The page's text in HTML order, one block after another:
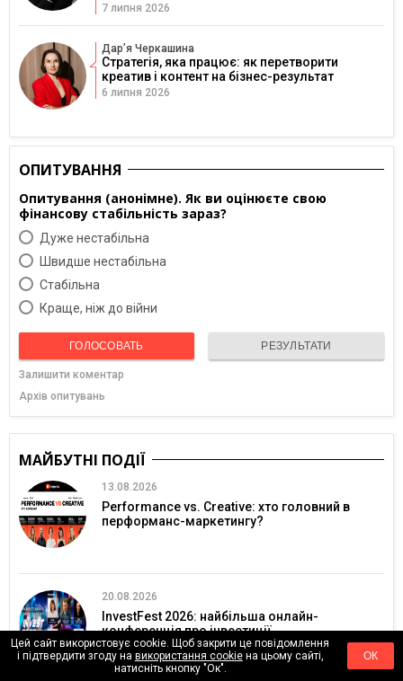
7 липня 2026
Дарʼя Черкашина
Стратегія, яка працює: як перетворити
креатив і контент на бізнес-результат
6 липня 2026
ОПИТУВАННЯ
Опитування (анонімне). Як ви оцінюєте свою
фінансову стабільність зараз?
Дуже нестабільна
Швидше нестабільна
Cтабільна
Краще, ніж до війни
ГОЛОСОВАТЬ РЕЗУЛЬТАТИ
Залишити коментар
Архів опитувань
МАЙБУТНІ ПОДІЇ
13.08.2026
Performance vs. Creative: хто головний в
перформанс-маркетингу?
20.08.2026
InvestFest 2026: найбільша онлайн-
конференція про інвестиції
Цей сайт використовує cookie. Щоб закрити це повідомлення
і підтвердити згоду на використання cookieна цьому сайті,
натисніть кнопку "Ок".
ОК